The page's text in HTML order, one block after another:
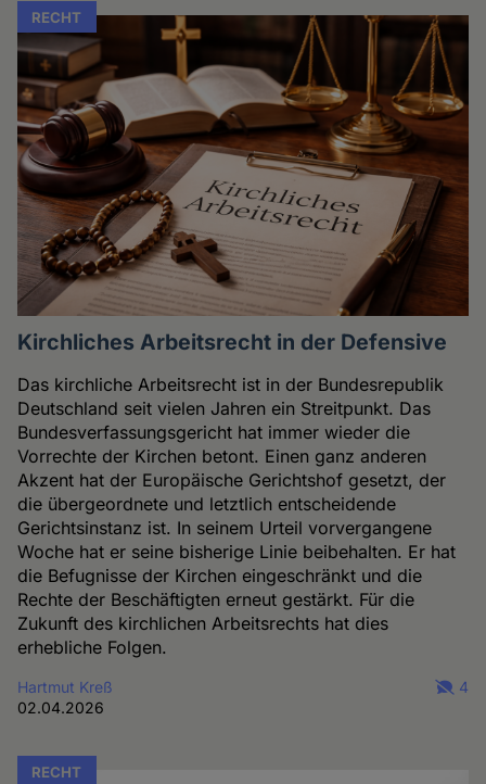
RECHT
Kirchliches Arbeitsrecht in der Defensive
Das kirchliche Arbeitsrecht ist in der Bundesrepublik
Deutschland seit vielen Jahren ein Streitpunkt. Das
Bundesverfassungsgericht hat immer wieder die
Vorrechte der Kirchen betont. Einen ganz anderen
Akzent hat der Europäische Gerichtshof gesetzt, der
die übergeordnete und letztlich entscheidende
Gerichtsinstanz ist. In seinem Urteil vorvergangene
Woche hat er seine bisherige Linie beibehalten. Er hat
die Befugnisse der Kirchen eingeschränkt und die
Rechte der Beschäftigten erneut gestärkt. Für die
Zukunft des kirchlichen Arbeitsrechts hat dies
erhebliche Folgen.
Hartmut Kreß
02.04.2026
4
RECHT